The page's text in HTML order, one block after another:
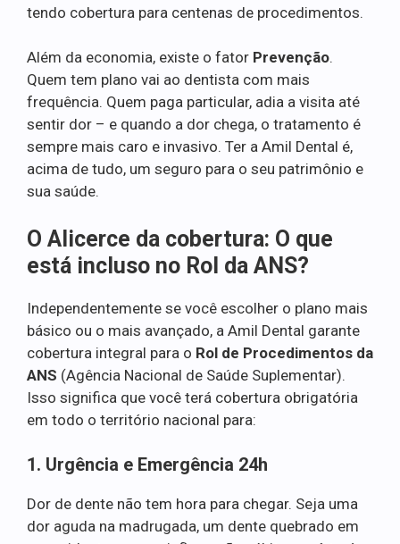
tendo cobertura para centenas de procedimentos.
Além da economia, existe o fator Prevenção.
Quem tem plano vai ao dentista com mais
frequência. Quem paga particular, adia a visita até
sentir dor – e quando a dor chega, o tratamento é
sempre mais caro e invasivo. Ter a Amil Dental é,
acima de tudo, um seguro para o seu patrimônio e
sua saúde.
O Alicerce da cobertura: O que
está incluso no Rol da ANS?
Independentemente se você escolher o plano mais
básico ou o mais avançado, a Amil Dental garante
cobertura integral para o Rol de Procedimentos da
ANS (Agência Nacional de Saúde Suplementar).
Isso significa que você terá cobertura obrigatória
em todo o território nacional para:
1. Urgência e Emergência 24h
Dor de dente não tem hora para chegar. Seja uma
dor aguda na madrugada, um dente quebrado em